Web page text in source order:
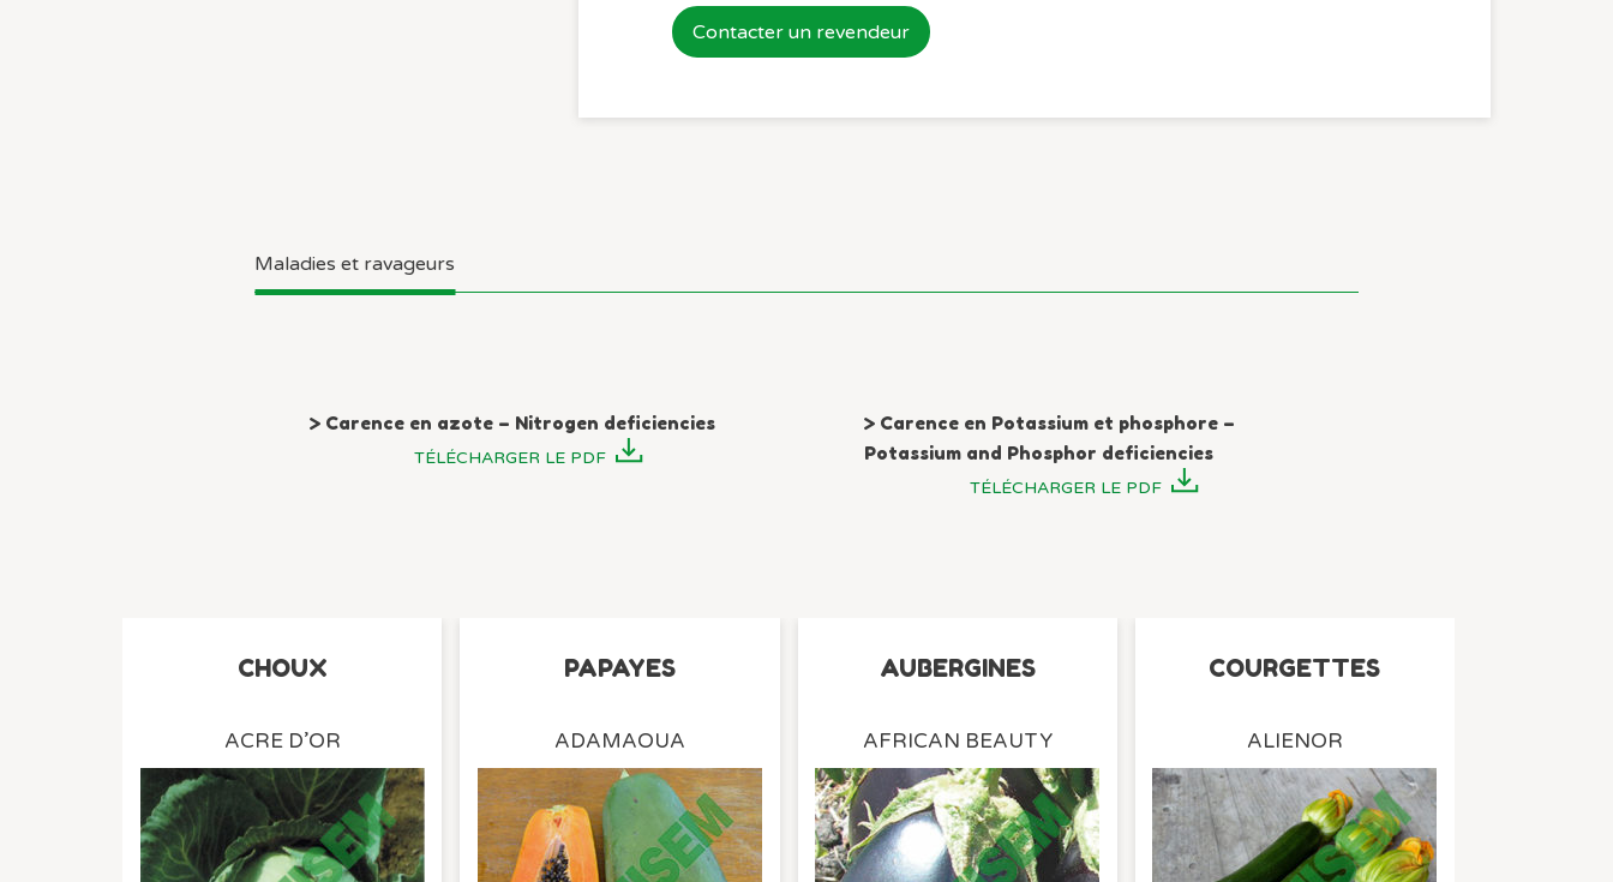
Contacter un revendeur
Maladies et ravageurs
> Carence en azote – Nitrogen deficiencies
TÉLÉCHARGER LE PDF
> Carence en Potassium et phosphore –
Potassium and Phosphor deficiencies
TÉLÉCHARGER LE PDF
CHOUX
ACRE D’OR
PAPAYES
ADAMAOUA
AUBERGINES
AFRICAN BEAUTY
COURGETTES
ALIENOR